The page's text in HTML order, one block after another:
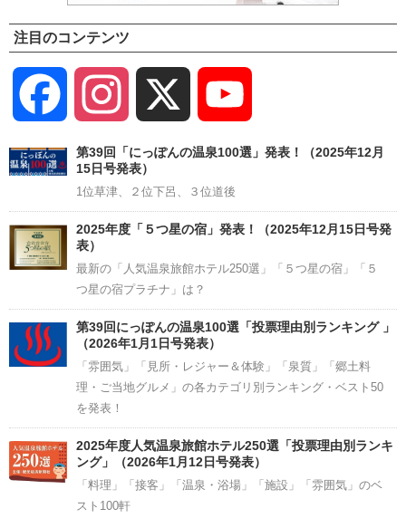
Facebook Instagram X
第39回「にっぽんの温泉100選」発表！（2025年12月
15日号発表）
1位草津、２位下呂、３位道後
2025年度「５つ星の宿」発表！（2025年12月15日号発
表）
最新の「人気温泉旅館ホテル250選」「５つ星の宿」「５
つ星の宿プラチナ」は？
第39回にっぽんの温泉100選「投票理由別ランキング 」
（2026年1月1日号発表）
「雰囲気」「見所・レジャー＆体験」「泉質」「郷土料
理・ご当地グルメ」の各カテゴリ別ランキング・ベスト50
を発表！
2025年度人気温泉旅館ホテル250選「投票理由別ランキ
ング」（2026年1月12日号発表）
「料理」「接客」「温泉・浴場」「施設」「雰囲気」のベ